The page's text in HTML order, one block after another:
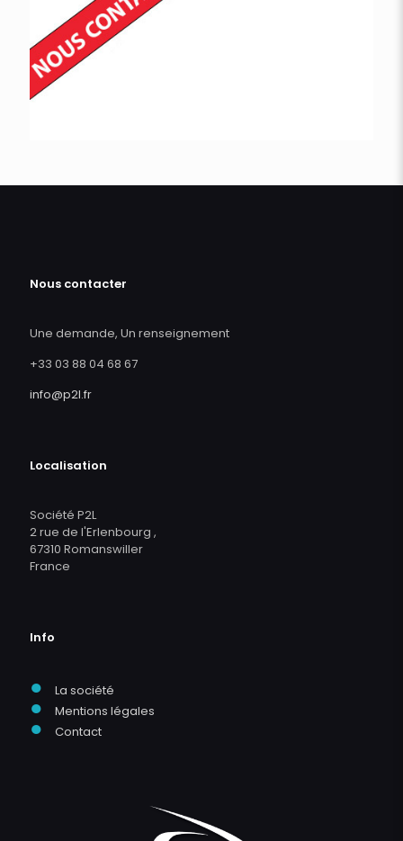
Nous contacter
Une demande, Un renseignement
+33 03 88 04 68 67
info@p2l.fr
Localisation
Société P2L
2 rue de l'Erlenbourg ,
67310 Romanswiller
France
Info
● La société
● Mentions légales
● Contact